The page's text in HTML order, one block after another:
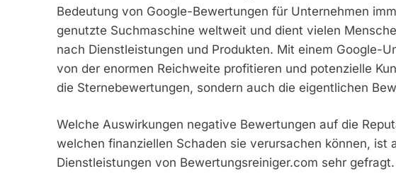
Bedeutung von Google-Bewertungen für Unternehmen
genutzte Suchmaschine weltweit und dient vielen
nach Dienstleistungen und Produkten. Mit einem Google-
von der enormen Reichweite profitieren und potenzielle
die Sternebewertungen, sondern auch die eigentlichen
Welche Auswirkungen negative Bewertungen auf die
welchen finanziellen Schaden sie verursachen können, ist
Dienstleistungen von Bewertungsreiniger.com sehr gefragt.